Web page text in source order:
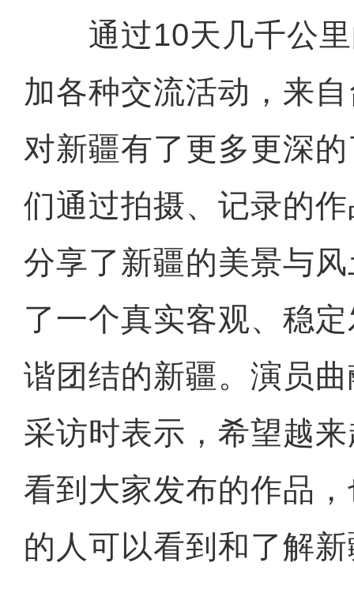
通过10天几千公里
加各种交流活动，来
对新疆有了更多更深
们通过拍摄、记录的
分享了新疆的美景与
了一个真实客观、稳
谐团结的新疆。演员
采访时表示，希望越
看到大家发布的作品
的人可以看到和了解